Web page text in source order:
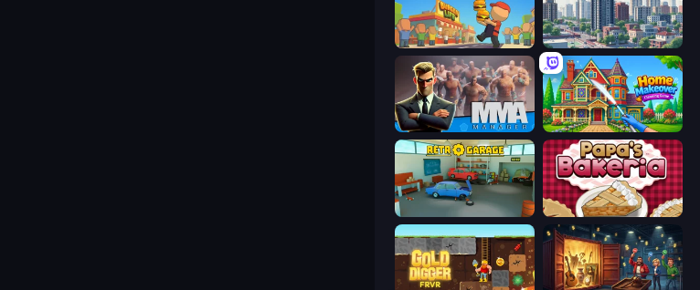
Burger Life SuperCity 3D
MMA Manager 2 Home Makeover Cleaning Game
Papa's Bakeria